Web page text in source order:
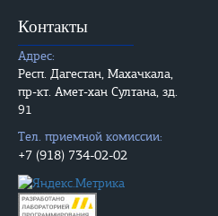
Контакты
Адрес:
Респ. Дагестан, Махачкала,
пр-кт. Амет-хан Султана, зд.
91
Тел. приемной комиссии:
+7 (918) 734-02-02